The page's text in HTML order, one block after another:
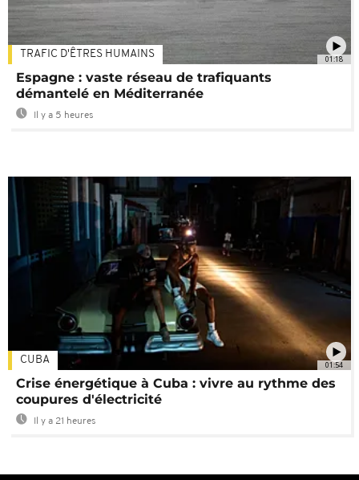
01:18
TRAFIC D'ÊTRES HUMAINS
Espagne : vaste réseau de trafiquants
démantelé en Méditerranée
Il y a 5 heures
01:54
CUBA
Crise énergétique à Cuba : vivre au rythme des
coupures d'électricité
Il y a 21 heures